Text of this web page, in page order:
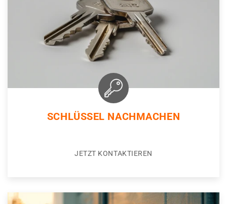
SCHLÜSSEL NACHMACHEN
JETZT KONTAKTIEREN